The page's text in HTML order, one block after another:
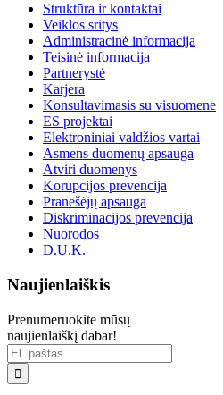
Struktūra ir kontaktai
Veiklos sritys
Administracinė informacija
Teisinė informacija
Partnerystė
Karjera
Konsultavimasis su visuomene
ES projektai
Elektroniniai valdžios vartai
Asmens duomenų apsauga
Atviri duomenys
Korupcijos prevencija
Pranešėjų apsauga
Diskriminacijos prevencija
Nuorodos
D.U.K.
Naujienlaiškis
Prenumeruokite mūsų
naujienlaiškį dabar!
